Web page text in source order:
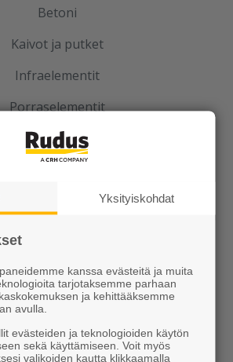
Betoni
Kaivot ja putket
Infraelementit
Porraselementit
Julkisivuelementit
murskaus, esirakentaminen
Yksityiskohdat
kanssa evästeitä ja muita
tarjotaksemme parhaan
ja kehittääksemme
avulla.
evästeiden ja teknologioiden käytön
sekä käyttämiseen. Voit myös
valikoiden kautta klikkaamalla